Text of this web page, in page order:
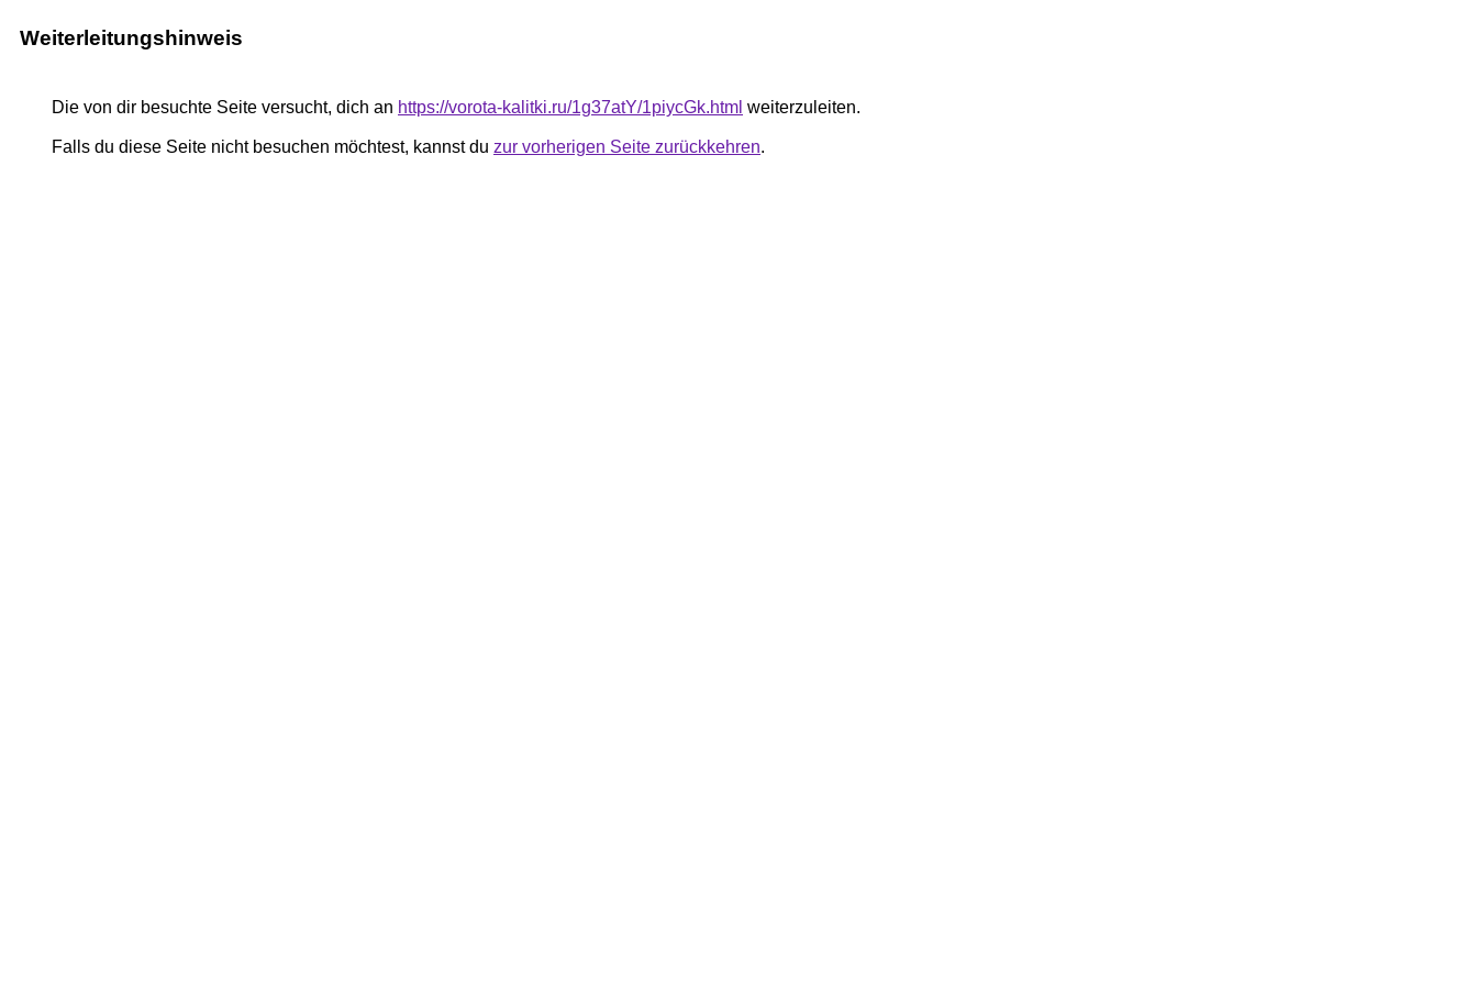
Weiterleitungshinweis
Die von dir besuchte Seite versucht, dich an https://vorota-kalitki.ru/1g37atY/1piycGk.html weiterzuleiten.
Falls du diese Seite nicht besuchen möchtest, kannst du zur vorherigen Seite zurückkehren.